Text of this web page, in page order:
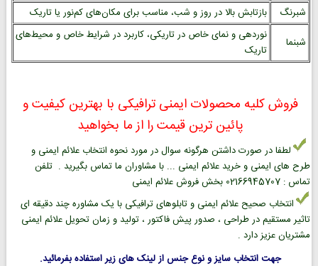
شبرنگ
بازتابش بالا در روز و شب، مناسب برای مکان‌های کم‌نور یا تاریک
شبنما
نوردهی و نمای خاص در تاریکی، کاربرد در شرایط خاص و محیط‌های
تاریک
فروش کلیه محصولات ایمنی ترافیکی با بهترین کیفیت و
پائین ترین قیمت را از ما بخواهید
لطفا در صورت داشتن هرگونه سوال در مورد نحوه انتخاب علائم ایمنی و
طرح های ایمنی و خرید علائم ایمنی ... با مشاوران ما تماس بگیرید . تلفن
تماس : 02166945707 بخش فروش علائم ایمنی
انتخاب صحیح علائم ایمنی و تابلوهای ترافیکی با یک مشاوره چند دقیقه ای
تاثیر مستقیم در طراحی ، صدور پیش فاکتور ، تولید و زمان تحویل علائم ایمنی
مشتریان عزیز دارد .
جهت انتخاب سایز و نوع جنس از لینک های زیر استفاده بفرمائید.